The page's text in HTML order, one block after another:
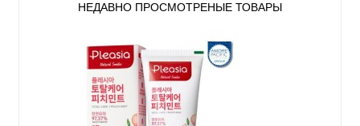
НЕДАВНО ПРОСМОТРЕНЫЕ ТОВАРЫ